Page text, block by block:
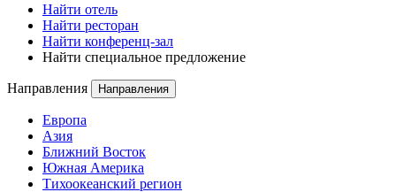
Найти отель
Найти ресторан
Найти конференц-зал
Найти специальное предложение
Направления Направления
Европа
Азия
Ближний Восток
Южная Америка
Тихоокеанский регион